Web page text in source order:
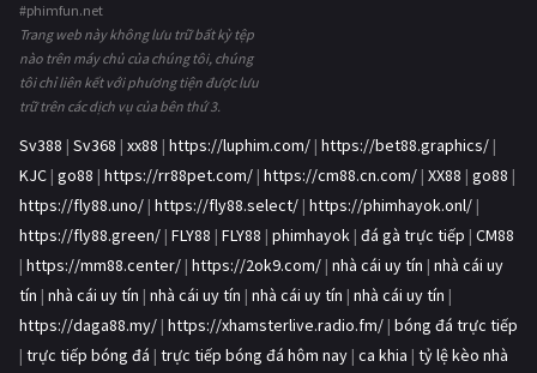
#phimfun.net
Trang web này không lưu trữ bất kỳ tệp
nào trên máy chủ của chúng tôi, chúng
tôi chỉ liên kết với phương tiện được lưu
trữ trên các dịch vụ của bên thứ 3.
Sv388 | Sv368 | xx88 | https://luphim.com/ | https://bet88.graphics/ |
KJC | go88 | https://rr88pet.com/ | https://cm88.cn.com/ | XX88 | go88 |
https://fly88.uno/ | https://fly88.select/ | https://phimhayok.onl/ |
https://fly88.green/ | FLY88 | FLY88 | phimhayok | đá gà trực tiếp | CM88
| https://mm88.center/ | https://2ok9.com/ | nhà cái uy tín | nhà cái uy
tín | nhà cái uy tín | nhà cái uy tín | nhà cái uy tín | nhà cái uy tín |
https://daga88.my/ | https://xhamsterlive.radio.fm/ | bóng đá trực tiếp
| trực tiếp bóng đá | trực tiếp bóng đá hôm nay | ca khia | tỷ lệ kèo nhà